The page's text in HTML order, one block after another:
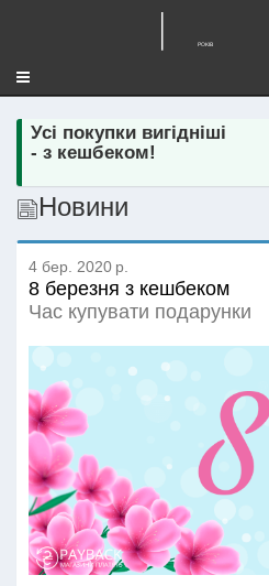
Toggle
navigation
Усі покупки вигідніші
- з кешбеком!
Новини
4 бер. 2020 р.
8 березня з кешбеком
Час купувати подарунки